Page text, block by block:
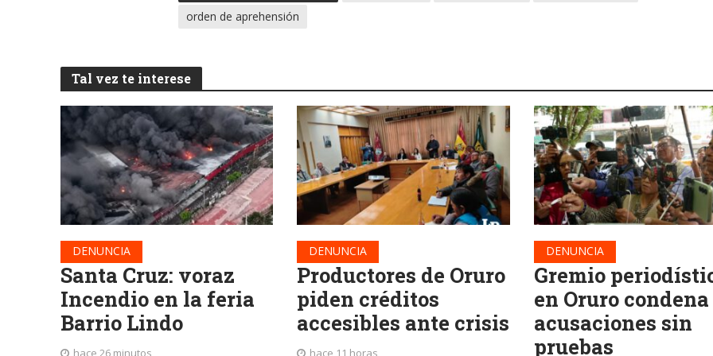
orden de aprehensión
Tal vez te interese
DENUNCIA
Santa Cruz: voraz
Incendio en la feria
Barrio Lindo
hace 26 minutos
DENUNCIA
Productores de Oruro
piden créditos
accesibles ante crisis
hace 11 horas
DENUNCIA
Gremio
en Oruro condena
acusaciones sin
pruebas